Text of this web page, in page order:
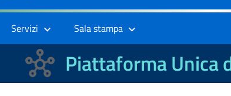
Servizi Sala stampa
Piattaforma Unica